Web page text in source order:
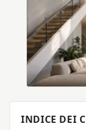
INDICE DEI